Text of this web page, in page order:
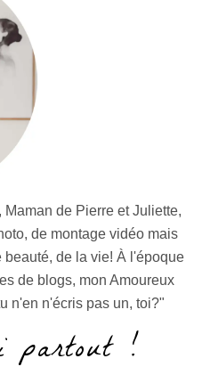
de Pierre et Juliette,
de montage vidéo mais
de la vie! À l'époque
de blogs, mon Amoureux
n'en n'écris pas un, toi?"
partout !